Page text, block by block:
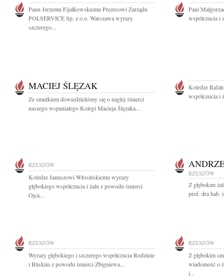
Panu Jerzemu Fijałkowskiemu Prezesowi Zarządu
POLSERVICE Sp. z o.o. Warszawa wyrazy
szczerego...
Pani
współczucia i
MACIEJ ŚLĘZAK
Ze smutkiem dowiedzieliśmy się o nagłej śmierci
naszego wspaniałego Kolegi Macieja Ślęzaka...
Koledze
współczucia i
RZESZÓW
Koledze Januszowi Włosińskiemu wyrazy
głębokiego współczucia i żalu z powodu śmierci
Ojca...
RZESZÓW
Z głębokim
prof. dra hab.
RZESZÓW
Wyrazy głębokiego i szczerego współczucia Rodzinie
i Bliskim z powodu śmierci Zbigniewa...
RZESZÓW
Z głębokim
wiadomość o
i...